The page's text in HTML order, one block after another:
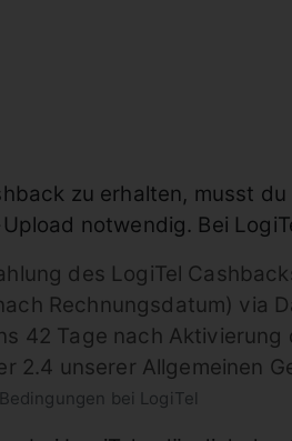
zu erhalten, musst
notwendig. Bei
des LogiTel
Rechnungsdatum) via
42 Tage nach
2.4 unserer Allgemeinen
bei LogiTel